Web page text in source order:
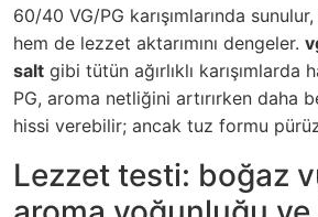
60/40 VG/PG karışımlarında
hem de lezzet aktarımını dengeler.
salt gibi tütün ağırlıklı karışımlarda
PG, aroma netliğini artırırken daha
hissi verebilir; ancak tuz formu
Lezzet testi: boğaz